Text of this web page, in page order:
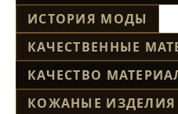
ИСТОРИЯ МОДЫ
КАЧЕСТВЕННЫЕ
КАЧЕСТВО
КОЖАНЫЕ ИЗДЕЛИЯ